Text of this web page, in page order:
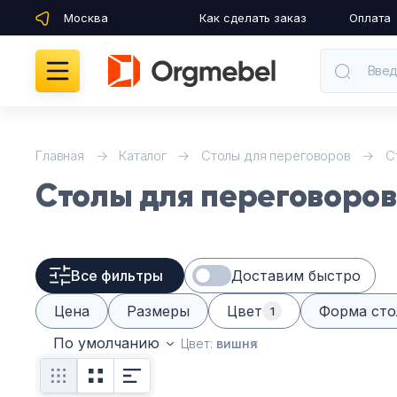
Главная Каталог Столы для переговоров
Столы для
Все фильтры
Доставим быстро
Цена
Размеры Цвет 1 Форма
Цвет: вишня
По умолчанию
Москва Оплата
Как сделать заказ
Кабинеты руководителя
Мебель для персонала
Стойки ресепшн
Офисные кресла и стулья
Офисные столы